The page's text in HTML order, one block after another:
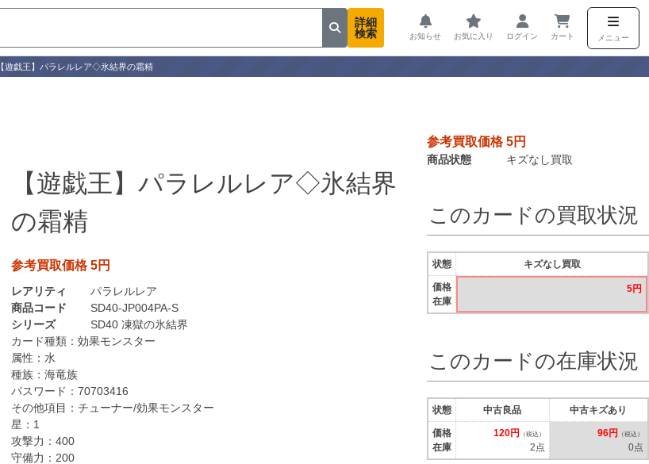
詳細
検索
お知らせ お気に入り ログイン カート メニュー
【遊戯王】パラレルレア◇氷結界の霜精
【遊戯王】パラレルレア◇氷結界
の霜精
参考買取価格 5円
レアリティ
パラレルレア
商品コード
SD40-JP004PA-S
シリーズ
SD40 凍獄の氷結界
カード種類： 効果モンスター
属性： 水
種族： 海竜族
パスワード： 70703416
その他項目： チューナー/効果モンスター
星： 1
攻撃力： 400
守備力： 200
参考買取価格 5円
商品状態 キズなし買取
このカードの買取状況
状態
価格
在庫
キズなし買取
5円
このカードの在庫状況
状態
価格
在庫
中古良品
120円 （税込）
2点
中古キズあり
96円 （税込）
0点